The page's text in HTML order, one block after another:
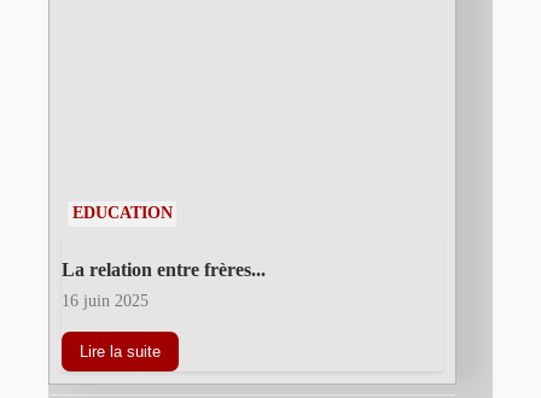
EDUCATION
La relation entre frères...
16 juin 2025
Lire la suite